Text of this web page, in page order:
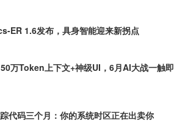
ER 1.6发布，具身智能迎来新拐点
万Token上下文+神级UI，6月AI大战一触即
代码三个月：你的系统时区正在出卖你